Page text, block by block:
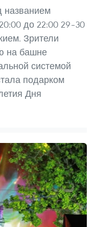
названием
до 22:00 29–30
Зрители
на башне
системой
подарком
Дня